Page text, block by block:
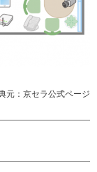
元：京セラ公式ページ